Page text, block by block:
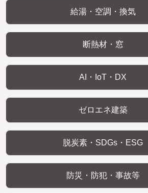
給湯・空調・換気
断熱材・窓
AI・IoT・DX
ゼロエネ建築
脱炭素・SDGs・ESG
防災・防犯・事故等